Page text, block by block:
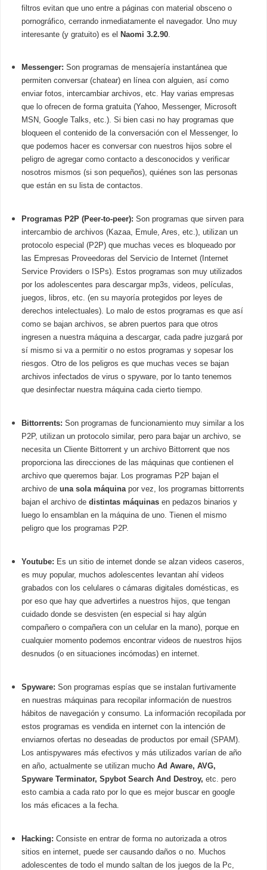
filtros evitan que uno entre a páginas con material obsceno o
pornográfico, cerrando inmediatamente el navegador. Uno muy
interesante (y gratuito) es el Naomi 3.2.90.
Messenger: Son programas de mensajería instantánea que
permiten conversar (chatear) en línea con alguien, así como
enviar fotos, intercambiar archivos, etc. Hay varias empresas
que lo ofrecen de forma gratuita (Yahoo, Messenger, Microsoft
MSN, Google Talks, etc.). Si bien casi no hay programas que
bloqueen el contenido de la conversación con el Messenger, lo
que podemos hacer es conversar con nuestros hijos sobre el
peligro de agregar como contacto a desconocidos y verificar
nosotros mismos (si son pequeños), quiénes son las personas
que están en su lista de contactos.
Programas P2P (Peer-to-peer): Son programas que sirven para
intercambio de archivos (Kazaa, Emule, Ares, etc.), utilizan un
protocolo especial (P2P) que muchas veces es bloqueado por
las Empresas Proveedoras del Servicio de Internet (Internet
Service Providers o ISPs). Estos programas son muy utilizados
por los adolescentes para descargar mp3s, videos, películas,
juegos, libros, etc. (en su mayoría protegidos por leyes de
derechos intelectuales). Lo malo de estos programas es que así
como se bajan archivos, se abren puertos para que otros
ingresen a nuestra máquina a descargar, cada padre juzgará por
sí mismo si va a permitir o no estos programas y sopesar los
riesgos. Otro de los peligros es que muchas veces se bajan
archivos infectados de virus o spyware, por lo tanto tenemos
que desinfectar nuestra máquina cada cierto tiempo.
Bittorrents: Son programas de funcionamiento muy similar a los
P2P, utilizan un protocolo similar, pero para bajar un archivo, se
necesita un Cliente Bittorrent y un archivo Bittorrent que nos
proporciona las direcciones de las máquinas que contienen el
archivo que queremos bajar. Los programas P2P bajan el
archivo de una sola máquinapor vez, los programas bittorrents
bajan el archivo de distintas máquinas en pedazos binarios y
luego lo ensamblan en la máquina de uno. Tienen el mismo
peligro que los programas P2P.
Youtube: Es un sitio de internet donde se alzan videos caseros,
es muy popular, muchos adolescentes levantan ahí videos
grabados con los celulares o cámaras digitales domésticas, es
por eso que hay que advertirles a nuestros hijos, que tengan
cuidado donde se desvisten (en especial si hay algún
compañero o compañera con un celular en la mano), porque en
cualquier momento podemos encontrar videos de nuestros hijos
desnudos (o en situaciones incómodas) en internet.
Spyware: Son programas espías que se instalan furtivamente
en nuestras máquinas para recopilar información de nuestros
hábitos de navegación y consumo. La información recopilada por
estos programas es vendida en internet con la intención de
enviarnos ofertas no deseadas de productos por email (SPAM).
Los antispywares más efectivos y más utilizados varían de año
en año, actualmente se utilizan mucho Ad Aware, AVG,
Spyware Terminator, Spybot Search And Destroy, etc. pero
esto cambia a cada rato por lo que es mejor buscar en google
los más eficaces a la fecha.
Hacking: Consiste en entrar de forma no autorizada a otros
sitios en internet, puede ser causando daños o no. Muchos
adolescentes de todo el mundo saltan de los juegos de la Pc,